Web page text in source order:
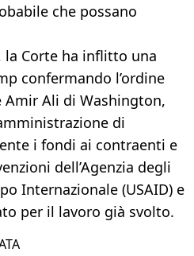
che possano
la Corte ha inflitto una
confermando l’ordine
Ali di Washington,
di
i fondi ai contraenti e
dell’Agenzia degli
Internazionale (USAID) e
per il lavoro già svolto.